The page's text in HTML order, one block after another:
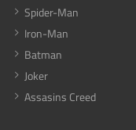
Spider-Man
Iron-Man
Batman
Joker
Assasins Creed